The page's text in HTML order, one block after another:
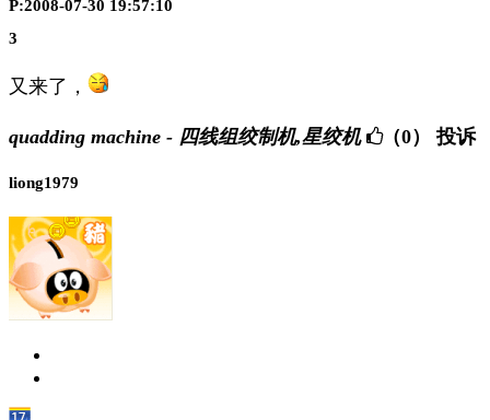
P:2008-07-30 19:57:10
3
又来了，
quadding machine - 四线组绞制机,星绞机 （0） 投诉
liong1979